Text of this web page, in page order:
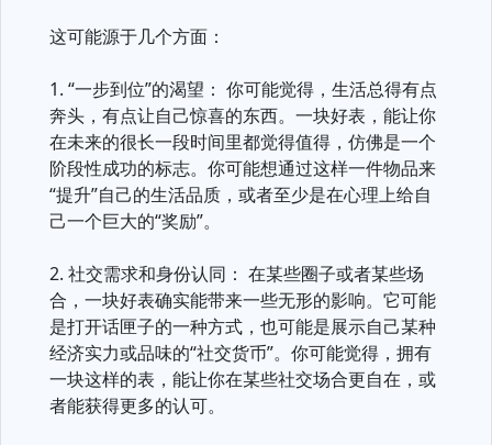
这可能源于几个方面：
1. “一步到位”的渴望： 你可能觉得，生活总得有点
奔头，有点让自己惊喜的东西。一块好表，能让你
在未来的很长一段时间里都觉得值得，仿佛是一个
阶段性成功的标志。你可能想通过这样一件物品来
“提升”自己的生活品质，或者至少是在心理上给自
己一个巨大的“奖励”。
2. 社交需求和身份认同： 在某些圈子或者某些场
合，一块好表确实能带来一些无形的影响。它可能
是打开话匣子的一种方式，也可能是展示自己某种
经济实力或品味的“社交货币”。你可能觉得，拥有
一块这样的表，能让你在某些社交场合更自在，或
者能获得更多的认可。